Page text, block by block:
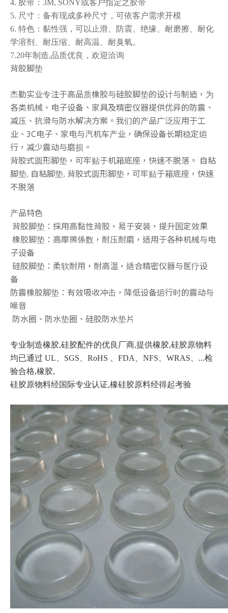
背胶脚垫系列 3M背胶脚垫
背胶脚垫
3M背胶脚垫 脚垫
电子用橡胶脚垫系列 3M透明橡胶脚垫
4. 胶带：3M, SONY或客户指定之胶带
5. 尺寸：备有现成多种尺寸，可依客户需求开模
6. 特色：黏性强，可以止滑、防震、绝缘、耐磨擦、耐化
学溶剂、耐压缩、耐高温、耐臭氧。
7.20年制造,品质优良，欢迎洽询
背胶脚垫
杰勤实业专注于高品质橡胶与硅胶脚垫的设计与制造，为
各类机械、电子设备、家具及精密仪器提供优异的防震、
减压、抗滑与防水解决方案。我们的产品广泛应用于工
业、3C电子、家电与汽机车产业，确保设备长期稳定运
行，减少震动与磨损。
背胶式圆形脚垫，可牢贴于机箱底座，快速不脱落。 自粘
脚垫. 自粘脚垫. 背胶式圆形脚垫，可牢贴于箱底座，快速
不脱落
产品特色
背胶脚垫：採用高黏性背胶，易于安装，提升固定效果
橡胶脚垫：高摩擦係数，耐压耐磨，适用于各种机械与电
子设备
硅胶脚垫：柔软耐用，耐高温，适合精密仪器与医疗设
备
防震橡胶脚垫：有效吸收冲击，降低设备运行时的震动与
噪音
防水圈、防水垫圈、硅胶防水垫片
专业制造橡胶,硅胶配件的优良厂商,提供橡胶,硅胶原物料
均已通过 UL、SGS、RoHS 、FDA、NFS、WRAS、...检
验合格,橡胶,
硅胶原物料经国际专业认证,橡硅胶原料经得起考验